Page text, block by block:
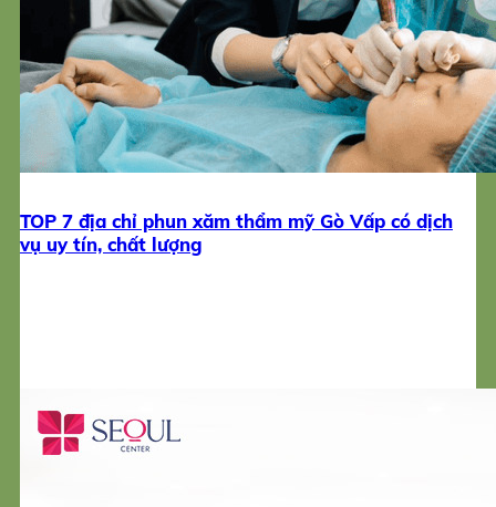
TOP 7 địa chỉ phun xăm thẩm mỹ Gò Vấp có dịch
vụ uy tín, chất lượng